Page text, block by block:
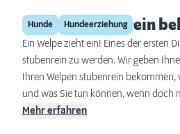
vermeiden gilt.
Hunde Hundeerziehung
Welpen stubenrein
Ein Welpe zieht ein! Eines der ersten
stubenrein zu werden. Wir geben
Ihren Welpen stubenrein
und was Sie tun können, wenn doch
Missgeschick passiert. Mit ein wenig
Mehr erfahren